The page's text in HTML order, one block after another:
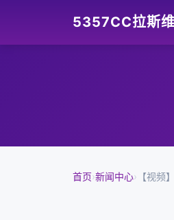
5357CC拉斯
首页›新闻中心› 【视频